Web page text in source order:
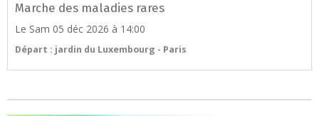
Marche des maladies rares
Le Sam 05 déc 2026 à 14:00
Départ : jardin du Luxembourg - Paris